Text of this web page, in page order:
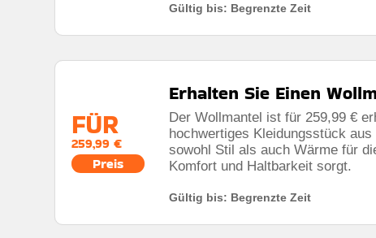
Gültig bis: Begrenzte Zeit
FÜR
259,99 €
Preis
Erhalten Sie Einen
Der Wollmantel ist für 259,99 €
hochwertiges Kleidungsstück
sowohl Stil als auch Wärme für
Komfort und Haltbarkeit sorgt.
Gültig bis: Begrenzte Zeit